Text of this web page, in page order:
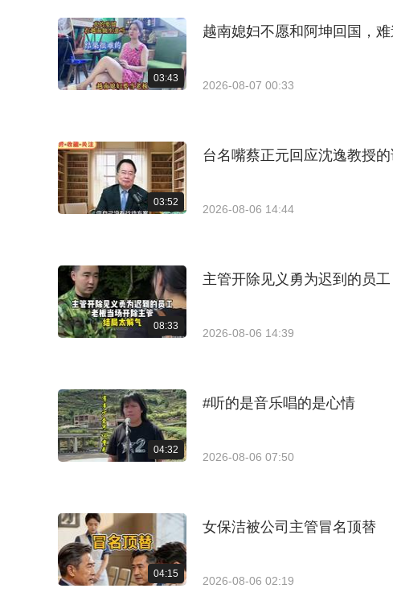
03:43
越南媳妇不愿和阿坤回国，
2026-08-07 00:33
03:52
台名嘴蔡正元回应沈逸教授
2026-08-06 14:44
08:33
主管开除见义勇为迟到的员
2026-08-06 14:39
04:32
#听的是音乐唱的是心情
2026-08-06 07:50
04:15
女保洁被公司主管冒名顶替
2026-08-06 02:19